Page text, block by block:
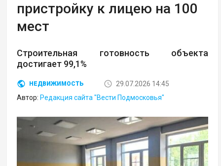
пристройку к лицею на 100
мест
Строительная готовность объекта
достигает 99,1%
НЕДВИЖИМОСТЬ
29.07.2026 14:45
Автор: Редакция сайта "Вести Подмосковья"